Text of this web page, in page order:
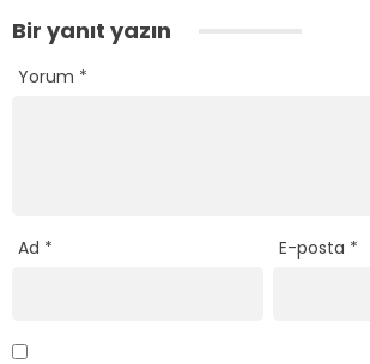
Bir yanıt yazın
Yorum *
Ad * E-posta *